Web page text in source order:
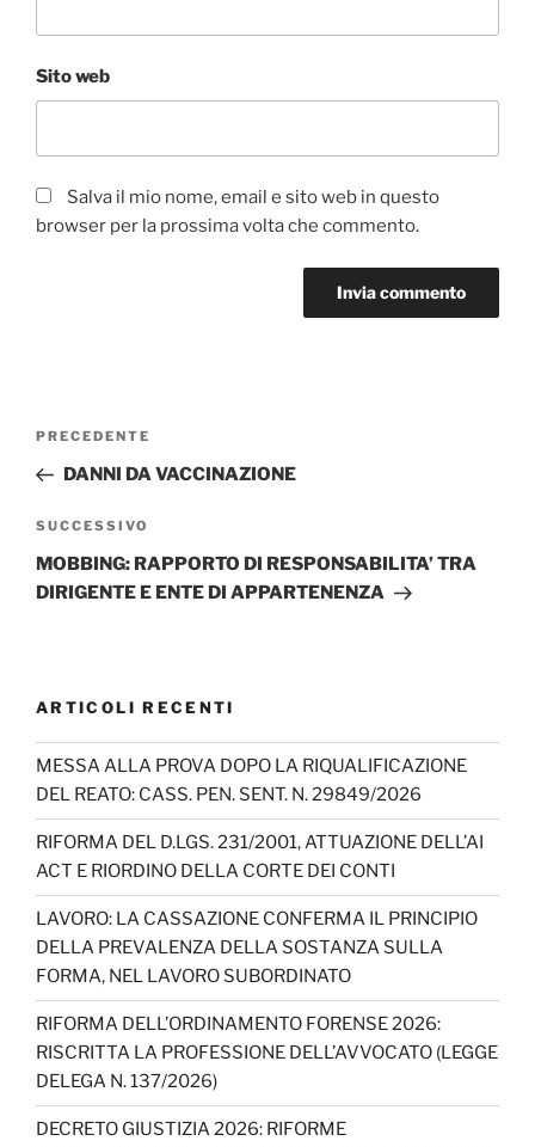
Sito web
Salva il mio nome, email e sito web in questo
browser per la prossima volta che commento.
Navigazione
Articolo
precedente:
PRECEDENTE
DANNI DA VACCINAZIONE
Articolo
successivo
SUCCESSIVO
MOBBING: RAPPORTO DI RESPONSABILITA’ TRA
DIRIGENTE E ENTE DI APPARTENENZA
ARTICOLI RECENTI
MESSA ALLA PROVA DOPO LA RIQUALIFICAZIONE
DEL REATO: CASS. PEN. SENT. N. 29849/2026
RIFORMA DEL D.LGS. 231/2001, ATTUAZIONE DELL’AI
ACT E RIORDINO DELLA CORTE DEI CONTI
LAVORO: LA CASSAZIONE CONFERMA IL PRINCIPIO
DELLA PREVALENZA DELLA SOSTANZA SULLA
FORMA, NEL LAVORO SUBORDINATO
RIFORMA DELL’ORDINAMENTO FORENSE 2026:
RISCRITTA LA PROFESSIONE DELL’AVVOCATO (LEGGE
DELEGA N. 137/2026)
DECRETO GIUSTIZIA 2026: RIFORME